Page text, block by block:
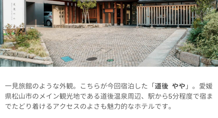
一見旅館のような外観。こちらが今回宿泊した「道後 やや 」。愛媛
県松山市のメイン観光地である道後温泉周辺、駅から5分程度で宿ま
でたどり着けるアクセスのよさも魅力的なホテルです。